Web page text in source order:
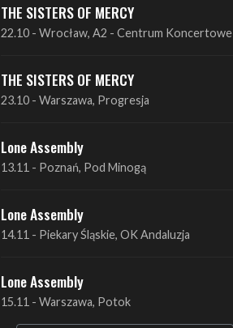
THE SISTERS OF MERCY
22.10 - Wrocław, A2 - Centrum Koncertowe
THE SISTERS OF MERCY
23.10 - Warszawa, Progresja
Lone Assembly
13.11 - Poznań, Pod Minogą
Lone Assembly
14.11 - Piekary Śląskie, OK Andaluzja
Lone Assembly
15.11 - Warszawa, Potok